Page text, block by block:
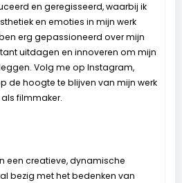
en geregisseerd, waarbij ik
en emoties in mijn werk
erg gepassioneerd over mijn
uitdagen en innoveren om mijn
Volg me op Instagram,
de hoogte te blijven van mijn werk
filmmaker.
een creatieve, dynamische
bezig met het bedenken van